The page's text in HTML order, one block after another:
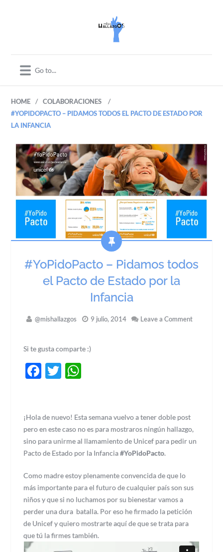
HOME / COLABORACIONES /
#YOPIDOPACTO – PIDAMOS TODOS EL PACTO DE ESTADO POR
LA INFANCIA
#YoPidoPacto – Pidamos todos
el Pacto de Estado por la
Infancia
@mishallazgos 9 julio, 2014 Leave a Comment
Si te gusta comparte :)
Facebook
Twitter
¡Hola de nuevo! Esta semana vuelvo a tener doble post
pero en este caso no es para mostraros ningún hallazgo,
sino para unirme al llamamiento de Unicef para pedir un
Pacto de Estado por la Infancia#YoPidoPacto.
Como madre estoy plenamente convencida de que lo
más importante para el futuro de cualquier país son sus
niños y que si no luchamos por su bienestar vamos a
perder una dura batalla. Por eso he firmado la petición
de Unicef y quiero mostrarte aquí de que se trata para
que tú la firmes también.